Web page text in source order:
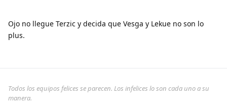
Ojo no llegue Terzic y decida que Vesga y Lekue no son lo
plus.
Todos los equipos felices se parecen. Los infelices lo son cada uno a su
manera.